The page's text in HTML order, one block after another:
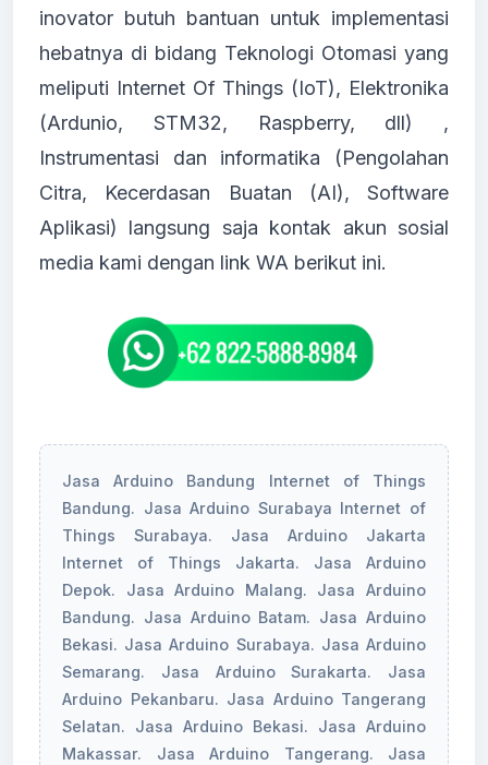
inovator butuh bantuan untuk implementasi
hebatnya di bidang Teknologi Otomasi yang
meliputi Internet Of Things (IoT), Elektronika
(Ardunio, STM32, Raspberry, dll) ,
Instrumentasi dan informatika (Pengolahan
Citra, Kecerdasan Buatan (AI), Software
Aplikasi) langsung saja kontak akun sosial
media kami dengan link WA berikut ini.
Jasa Arduino Bandung Internet of Things
Bandung. Jasa Arduino Surabaya Internet of
Things Surabaya. Jasa Arduino Jakarta
Internet of Things Jakarta. Jasa Arduino
Depok. Jasa Arduino Malang. Jasa Arduino
Bandung. Jasa Arduino Batam. Jasa Arduino
Bekasi. Jasa Arduino Surabaya. Jasa Arduino
Semarang. Jasa Arduino Surakarta. Jasa
Arduino Pekanbaru. Jasa Arduino Tangerang
Selatan. Jasa Arduino Bekasi. Jasa Arduino
Makassar. Jasa Arduino Tangerang. Jasa